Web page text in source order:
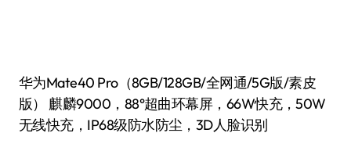
华为Mate40 Pro（8GB/128GB/全网通/5G版/素皮
版） 麒麟9000，88°超曲环幕屏，66W快充，50W
无线快充，IP68级防水防尘，3D人脸识别